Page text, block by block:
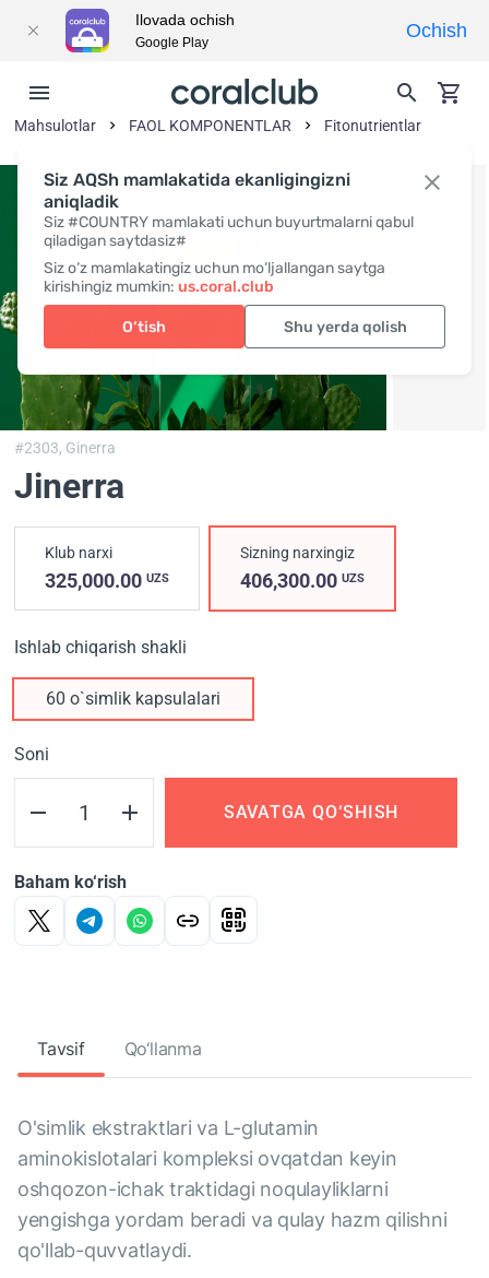
Siz AQSh mamlakatida ekanligingizni
aniqladik
Siz #COUNTRY mamlakati uchun buyurtmalarni qabul
qiladigan saytdasiz#
Siz o‘z mamlakatingiz uchun mo‘ljallangan saytga
kirishingiz mumkin: us.coral.club
O‘tish Shu yerda qolish
Mahsulotlar FAOL KOMPONENTLAR Fitonutrientlar
#2303, Ginerra
Jinerra
Klub narxi
325,000.00 UZS
Sizning narxingiz
406,300.00UZS
Ishlab chiqarish shakli
60 o`simlik kapsulalari
Soni
SAVATGA QO‘SHISH
Baham ko‘rish
Tavsif Qo‘llanma
O'simlik ekstraktlari va L-glutamin
aminokislotalari kompleksi ovqatdan keyin
oshqozon-ichak traktidagi noqulayliklarni
yengishga yordam beradi va qulay hazm qilishni
qo'llab-quvvatlaydi.
Ilovada ochish
Google Play
Ochish